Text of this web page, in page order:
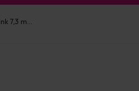
7,3 m...